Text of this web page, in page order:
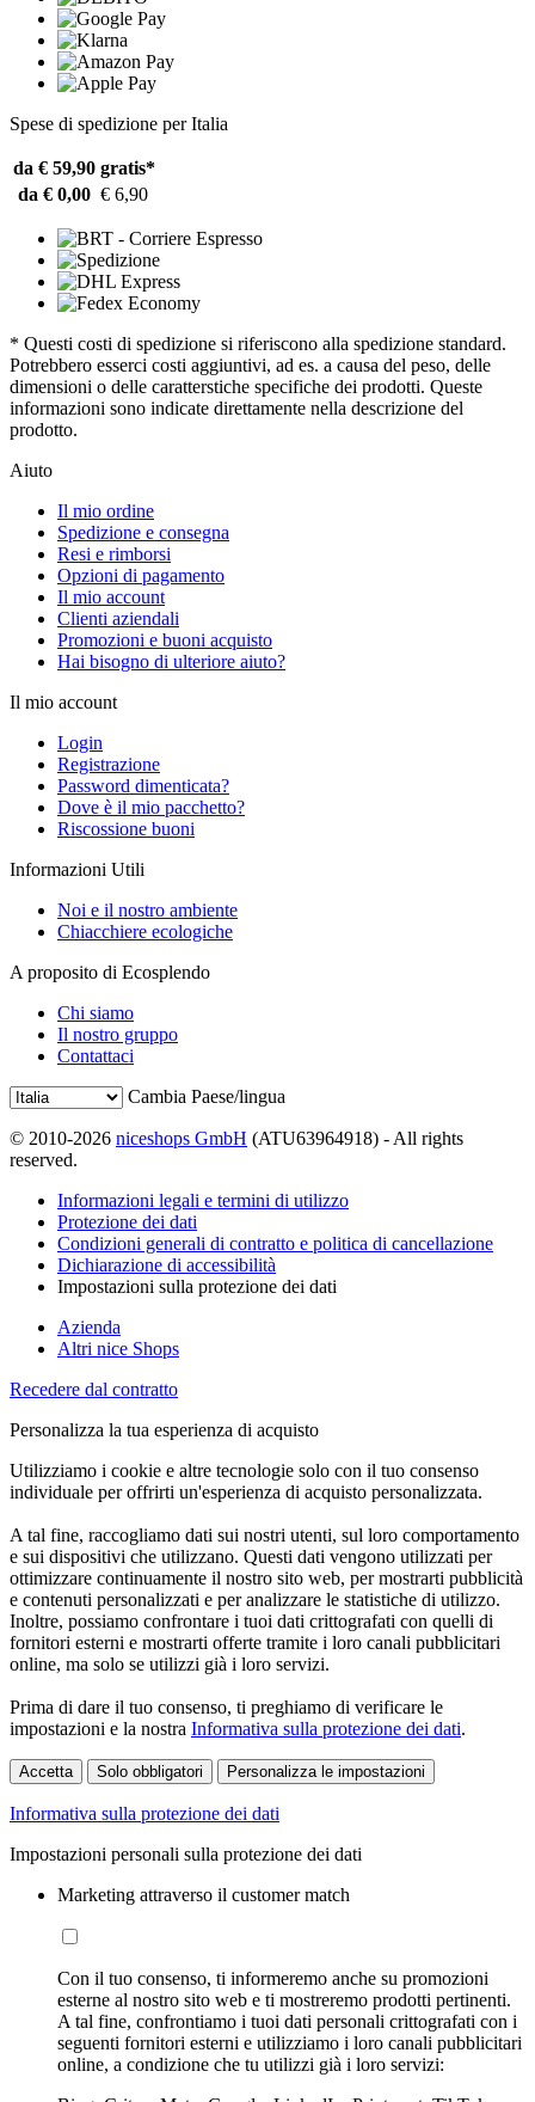
Spese di spedizione per Italia
da € 59,90 gratis*
da € 0,00 € 6,90
* Questi costi di spedizione si riferiscono alla spedizione standard.
Potrebbero esserci costi aggiuntivi, ad es. a causa del peso, delle
dimensioni o delle caratterstiche specifiche dei prodotti. Queste
informazioni sono indicate direttamente nella descrizione del
prodotto.
Aiuto
Il mio ordine
Spedizione e consegna
Resi e rimborsi
Opzioni di pagamento
Il mio account
Clienti aziendali
Promozioni e buoni acquisto
Hai bisogno di ulteriore aiuto?
Il mio account
Login
Registrazione
Password dimenticata?
Dove è il mio pacchetto?
Riscossione buoni
Informazioni Utili
Noi e il nostro ambiente
Chiacchiere ecologiche
A proposito di Ecosplendo
Chi siamo
Il nostro gruppo
Contattaci
Cambia Paese/lingua
© 2010-2026 niceshops GmbH (ATU63964918) - All rights
reserved.
Informazioni legali e termini di utilizzo
Protezione dei dati
Condizioni generali di contratto e politica di cancellazione
Dichiarazione di accessibilità
Impostazioni sulla protezione dei dati
Azienda
Altri nice Shops
Recedere dal contratto
Personalizza la tua esperienza di acquisto
Utilizziamo i cookie e altre tecnologie solo con il tuo consenso
individuale per offrirti un'esperienza di acquisto personalizzata.
A tal fine, raccogliamo dati sui nostri utenti, sul loro comportamento
e sui dispositivi che utilizzano. Questi dati vengono utilizzati per
ottimizzare continuamente il nostro sito web, per mostrarti pubblicità
e contenuti personalizzati e per analizzare le statistiche di utilizzo.
Inoltre, possiamo confrontare i tuoi dati crittografati con quelli di
fornitori esterni e mostrarti offerte tramite i loro canali pubblicitari
online, ma solo se utilizzi già i loro servizi.
Prima di dare il tuo consenso, ti preghiamo di verificare le
impostazioni e la nostra Informativa sulla protezione dei dati.
Accetta Solo obbligatori Personalizza le impostazioni
Informativa sulla protezione dei dati
Impostazioni personali sulla protezione dei dati
Marketing attraverso il customer match
Con il tuo consenso, ti informeremo anche su promozioni
esterne al nostro sito web e ti mostreremo prodotti pertinenti.
A tal fine, confrontiamo i tuoi dati personali crittografati con i
seguenti fornitori esterni e utilizziamo i loro canali pubblicitari
online, a condizione che tu utilizzi già i loro servizi: